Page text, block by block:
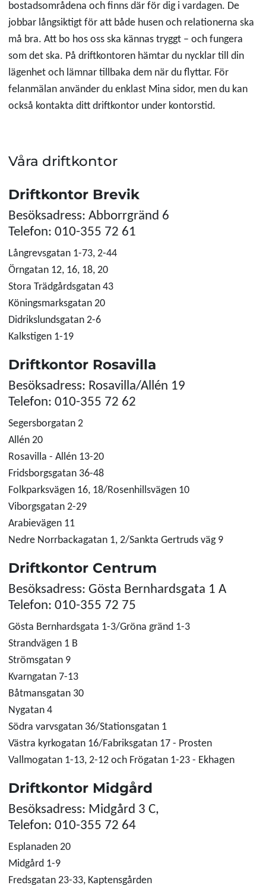
bostadsområdena och finns där för dig i vardagen. De
jobbar långsiktigt för att både husen och relationerna ska
må bra. Att bo hos oss ska kännas tryggt – och fungera
som det ska. På driftkontoren hämtar du nycklar till din
lägenhet och lämnar tillbaka dem när du flyttar. För
felanmälan använder du enklast Mina sidor, men du kan
också kontakta ditt driftkontor under kontorstid.
Våra driftkontor
Driftkontor Brevik
Besöksadress: Abborrgränd 6
Telefon: 010-355 72 61
Långrevsgatan 1-73, 2-44
Örngatan 12, 16, 18, 20
Stora Trädgårdsgatan 43
Köningsmarksgatan 20
Didrikslundsgatan 2-6
Kalkstigen 1-19
Driftkontor Rosavilla
Besöksadress: Rosavilla/Allén 19
Telefon: 010-355 72 62
Segersborgatan 2
Allén 20
Rosavilla - Allén 13-20
Fridsborgsgatan 36-48
Folkparksvägen 16, 18/Rosenhillsvägen 10
Viborgsgatan 2-29
Arabievägen 11
Nedre Norrbackagatan 1, 2/Sankta Gertruds väg 9
Driftkontor Centrum
Besöksadress: Gösta Bernhardsgata 1 A
Telefon: 010-355 72 75
Gösta Bernhardsgata 1-3/Gröna gränd 1-3
Strandvägen 1 B
Strömsgatan 9
Kvarngatan 7-13
Båtmansgatan 30
Nygatan 4
Södra varvsgatan 36/Stationsgatan 1
Västra kyrkogatan 16/Fabriksgatan 17 - Prosten
Vallmogatan 1-13, 2-12 och Frögatan 1-23 - Ekhagen
Driftkontor Midgård
Besöksadress: Midgård 3 C,
Telefon: 010-355 72 64
Esplanaden 20
Midgård 1-9
Fredsgatan 23-33, Kaptensgården